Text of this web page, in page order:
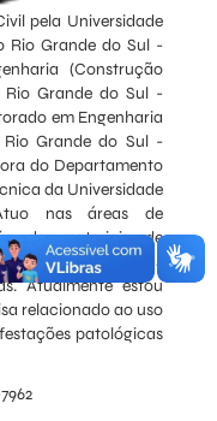
pela Universidade
Rio Grande do Sul -
(Construção
Rio Grande do Sul -
em Engenharia
Rio Grande do Sul -
do Departamento
da Universidade
nas áreas de
de materiais de
desempenho das
Atualmente estou
relacionado ao uso
patológicas